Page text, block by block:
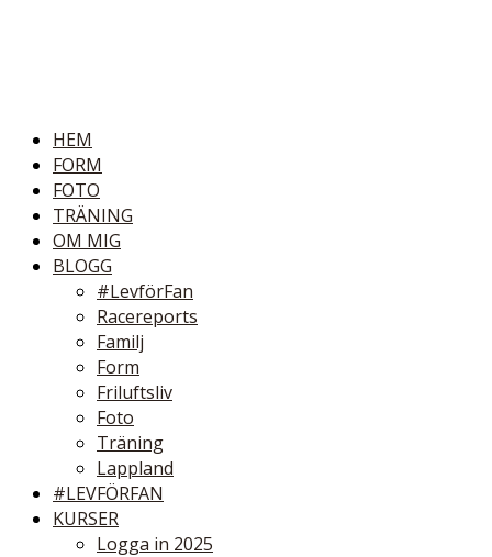
HEM
FORM
FOTO
TRÄNING
OM MIG
BLOGG
#LevförFan
Racereports
Familj
Form
Friluftsliv
Foto
Träning
Lappland
#LEVFÖRFAN
KURSER
Logga in 2025